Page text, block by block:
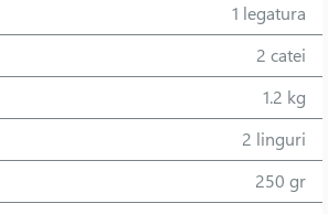
1 legatura
2 catei
1.2 kg
2 linguri
250 gr